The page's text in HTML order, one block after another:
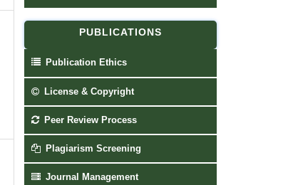
PUBLICATIONS
Publication Ethics
License & Copyright
Peer Review Process
Plagiarism Screening
Journal Management